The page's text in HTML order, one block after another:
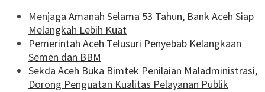
Menjaga Amanah Selama 53 Tahun, Bank Aceh Siap
Melangkah Lebih Kuat
Pemerintah Aceh Telusuri Penyebab Kelangkaan
Semen dan BBM
Sekda Aceh Buka Bimtek Penilaian Maladministrasi,
Dorong Penguatan Kualitas Pelayanan Publik